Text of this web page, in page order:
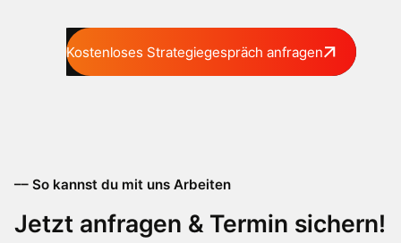
Kostenloses Strategiegespräch anfragen
–– So kannst du mit uns Arbeiten
Jetzt anfragen & Termin sichern!